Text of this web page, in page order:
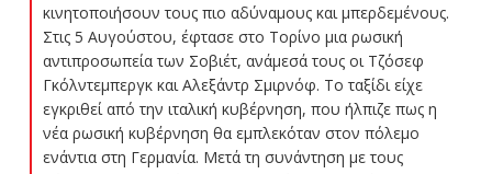
κινητοποιήσουν τους πιο αδύναμους και μπερδεμένους.
Στις 5 Αυγούστου, έφτασε στο Τορίνο μια ρωσική
αντιπροσωπεία των Σοβιέτ, ανάμεσά τους οι Τζόσεφ
Γκόλντεμπεργκ και Αλεξάντρ Σμιρνόφ. Το ταξίδι είχε
εγκριθεί από την ιταλική κυβέρνηση, που ήλπιζε πως η
νέα ρωσική κυβέρνηση θα εμπλεκόταν στον πόλεμο
ενάντια στη Γερμανία. Μετά τη συνάντηση με τους